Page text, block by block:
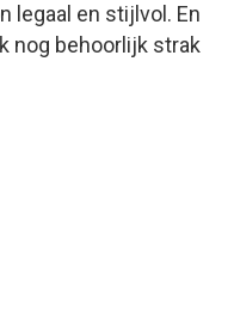
legaal en stijlvol. En
nog behoorlijk strak